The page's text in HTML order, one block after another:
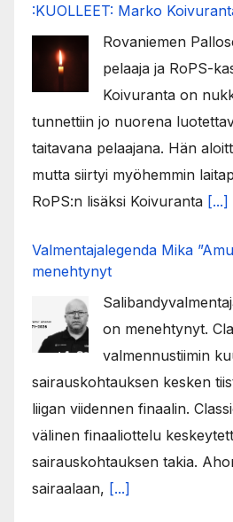
:KUOLLEET: Marko
Rovaniemen
pelaaja ja RoPS-
Koivuranta on
tunnettiin jo nuorena
taitavana pelaajana. Hän
mutta siirtyi myöhemmin
RoPS:n lisäksi Koivuranta [...]
Valmentajalegenda Mika
menehtynyt
on menehtynyt.
valmennustiimin
sairauskohtauksen kesken
liigan viidennen finaalin.
välinen finaaliottelu
sairauskohtauksen takia.
sairaalaan, [...]